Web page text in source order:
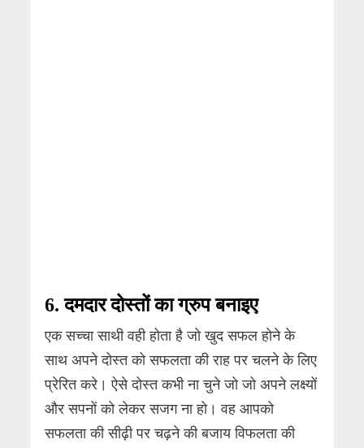
6. दमदार दोस्तों का ग्रुप बनाइए
एक सच्चा साथी वही होता है जो खुद सफल होने के
साथ अपने दोस्त को सफलता की राह पर चलने के लिए
प्रेरित करे। ऐसे दोस्त कभी ना चुने जो जो अपने लक्ष्यों
और सपनों को लेकर सजग ना हो। वह आपको
सफलता की सीढ़ी पर चढ़ने की बजाय विफलता की